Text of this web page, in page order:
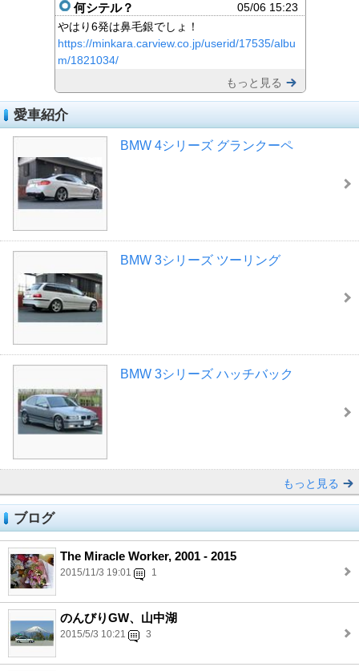
何シテル？
05/06 15:23
やはり6発は鼻毛銀でしょ！
https://minkara.carview.co.jp/userid/17535/albu
m/1821034/
もっと見る
愛車紹介
BMW 4シリーズ グランクーペ
BMW 3シリーズ ツーリング
BMW 3シリーズ ハッチバック
もっと見る
ブログ
The Miracle Worker, 2001 - 2015
2015/11/3 19:01 1
のんびりGW、山中湖
2015/5/3 10:21 3